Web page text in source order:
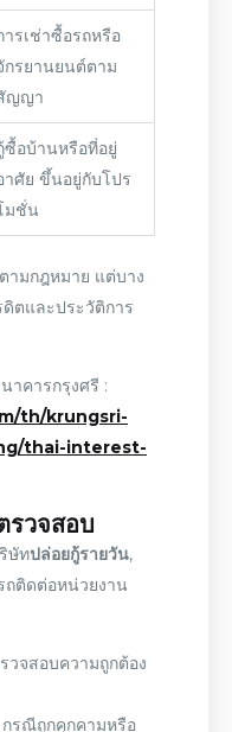
ารเช่าซื้อรถหรือ
กรยานยนต์ตาม
ญญา
ซื้อบ้านหรือที่อยู่
าศัย ขึ้นอยู่กับโปร
มชั่น
ามกฎหมาย แต่บาง
ตและประวัติการ
าคารกรุงศรี :
th/krungsri-
thai-interest-
รวจสอบ
ษัทปล่อยกู้รายวัน,
ถติดต่อหน่วยงาน
วจสอบความถูกต้อง
กรณีถูกคุกคามหรือ